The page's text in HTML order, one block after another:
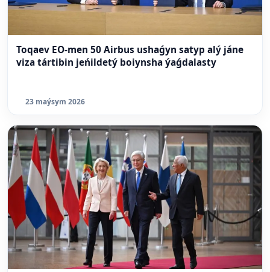
Toqaev EO-men 50 Airbus ushaǵyn satyp alý jáne
viza tártibin jeńildetý boiynsha ýaǵdalasty
23 maýsym 2026